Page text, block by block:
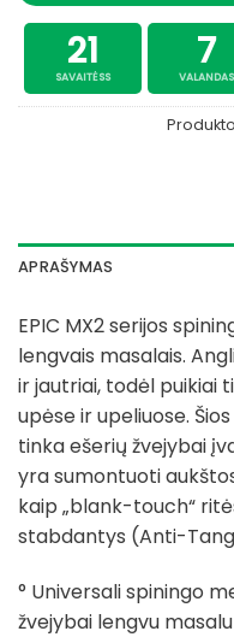
21
SAVAITĖSS
7
VALANDAS
APRAŠYMAS
EPIC MX2 serijos
lengvais masalais.
ir jautriai, todėl puikiai
upėse ir upeliuose.
tinka ešerių žvejybai
yra sumontuoti
kaip „blank-touch“
stabdantys (Anti-
° Universali spiningo
žvejybai lengvu masalu